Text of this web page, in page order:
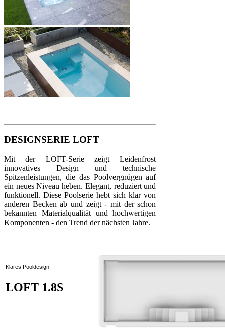
DESIGNSERIE LOFT
Mit der LOFT-Serie zeigt Leidenfrost
innovatives Design und technische
Spitzenleistungen, die das Poolvergnügen auf
ein neues Niveau heben. Elegant, reduziert und
funktionell. Diese Poolserie hebt sich klar von
anderen Becken ab und zeigt - mit der schon
bekannten Materialqualität und hochwertigen
Komponenten - den Trend der nächsten Jahre.
Klares Pooldesign
LOFT 1.8S